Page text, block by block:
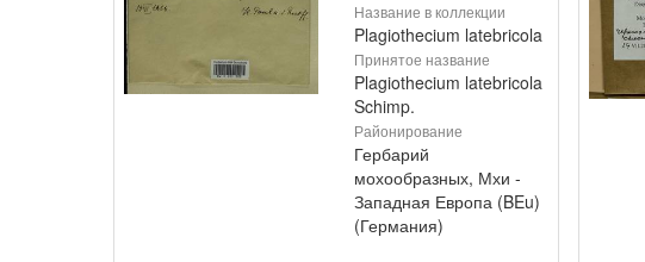
Название в коллекции
Plagiothecium latebricola
Принятое название
Plagiothecium latebricola
Schimp.
Районирование
Гербарий
мохообразных, Мхи -
Западная Европа (BEu)
(Германия)